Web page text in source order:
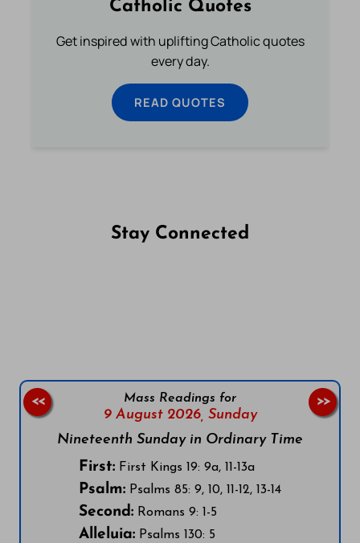
Catholic Quotes
Get inspired with uplifting Catholic quotes
every day.
READ QUOTES
Stay Connected
Mass Readings for
9 August 2026, Sunday
Nineteenth Sunday in Ordinary Time
First: First Kings 19: 9a, 11-13a
Psalm: Psalms 85: 9, 10, 11-12, 13-14
Second: Romans 9: 1-5
Alleluia: Psalms 130: 5
<< >>